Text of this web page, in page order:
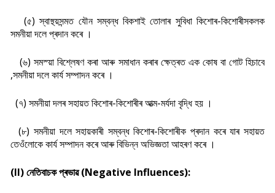
(৫) স্বাস্থ্য়সন্মত যৌন সম্বন্ধ বিকশাই তোলাৰ সুবিধা কিশোৰ-কিশোৰীসকলক
সমনীয়া দলে প্ৰদান কৰে ।
(৬) সমস্য়া বিশ্লেষণ কৰা আৰু সমাধান কৰাৰ ক্ষেত্ৰত এক কোষ বা গোট হিচাবে
,সমনীয়া দলে কাৰ্য সম্পাদন কৰে ।
(৭) সমনীয়া দলৰ সহায়ত কিশোৰ-কিশোৰীৰ আত্ম-মৰ্যদা বৃদ্ধি হয় ।
(৮) সমনীয়া দলে সহায়কাৰী সম্বন্ধ কিশোৰ-কিশোৰীক প্ৰদান কৰে যাৰ সহায়ত
তেওঁলোকে কাৰ্য সম্পাদন কৰে আৰু বিভিন্ন অভিজ্ঞতা আহৰণ কৰে ।
(II) নেতিবাচক প্ৰভাৱ (Negative Influences):